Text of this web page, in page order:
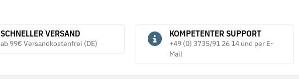
SCHNELLER VERSAND
ab 99€ Versandkostenfrei (DE)
KOMPETENTER SUPPORT
+49 (0) 3735/91 26 14 und per E-
Mail